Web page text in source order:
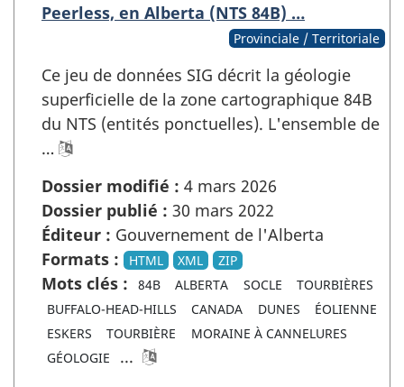
Peerless, en Alberta (NTS 84B) …
Provinciale / Territoriale
Ce jeu de données SIG décrit la géologie
superficielle de la zone cartographique 84B
du NTS (entités ponctuelles). L'ensemble de
…
Dossier modifié : 4 mars 2026
Dossier publié : 30 mars 2022
Éditeur : Gouvernement de l'Alberta
Formats :
HTML XML ZIP
Mots clés : 84B ALBERTA SOCLE
TOURBIÈRES
BUFFALO-HEAD-HILLS
CANADA DUNES
ÉOLIENNE
ESKERS
TOURBIÈRE
MORAINE À CANNELURES
GÉOLOGIE
...